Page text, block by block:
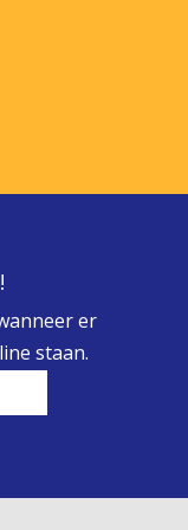
er
staan.